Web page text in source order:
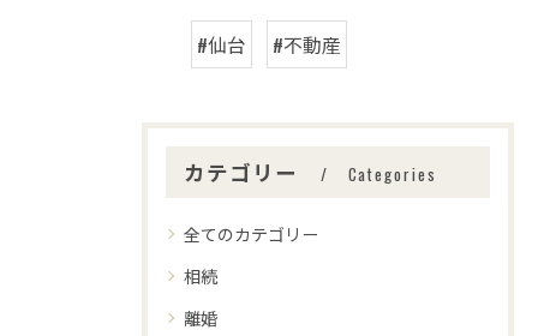
#仙台 #不動産
カテゴリー Categories
全てのカテゴリー
相続
離婚